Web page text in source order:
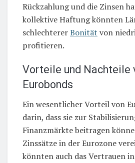
Rückzahlung und die Zinsen
kollektive Haftung könnten
schlechtererBonität von
profitieren.
Vorteile und Nachteile
Eurobonds
Ein wesentlicher Vorteil von
darin, dass sie zur
Finanzmärkte beitragen
Zinssätze in der Eurozone
könnten auch das Vertrauen